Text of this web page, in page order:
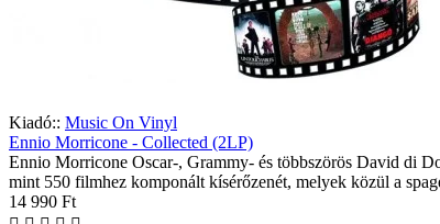
Kiadó:: Music On Vinyl
Ennio Morricone - Collected (2LP)
Ennio Morricone Oscar-, Grammy- és többszörös David di
mint 550 filmhez komponált kísérőzenét, melyek közül a
14 990 Ft